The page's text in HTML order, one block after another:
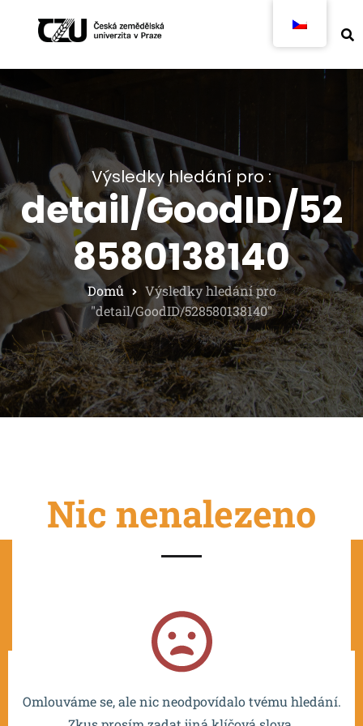
Výsledky hledání pro :
detail/GoodID/52
8580138140
Domů
Výsledky hledání pro
"detail/GoodID/528580138140"
Nic nenalezeno
Omlouváme se, ale nic neodpovídalo tvému hledání.